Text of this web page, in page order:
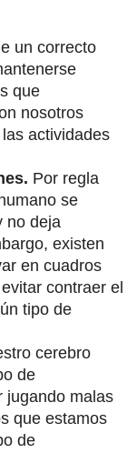
un correcto
que
nosotros
actividades
Por regla
se
no deja
existen
en cuadros
contraer el
tipo de
cerebro
de
jugando malas
que estamos
de